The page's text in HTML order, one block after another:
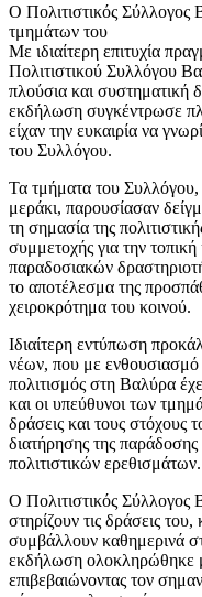
Ο Πολιτιστικός Σύλλογος
τμημάτων του
Με ιδιαίτερη επιτυχία
Πολιτιστικού Συλλόγου
πλούσια και συστηματική
εκδήλωση συγκέντρωσε
είχαν την ευκαιρία να
του Συλλόγου.
Τα τμήματα του Συλλόγου,
μεράκι, παρουσίασαν
τη σημασία της
συμμετοχής για την
παραδοσιακών
το αποτέλεσμα της
χειροκρότημα του κοινού.
Ιδιαίτερη εντύπωση
νέων, που με ενθουσιασμό
πολιτισμός στη Βαλύρα
και οι υπεύθυνοι των
δράσεις και τους στόχους
διατήρησης της
πολιτιστικών ερεθισμάτων.
Ο Πολιτιστικός Σύλλογος
στηρίζουν τις δράσεις
συμβάλλουν καθημερινά
εκδήλωση ολοκληρώθηκε
επιβεβαιώνοντας τον